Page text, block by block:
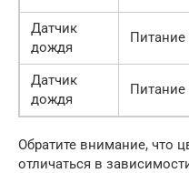
Датчик
дождя
Питание
Датчик
дождя
Питание
Обратите внимание, что
отличаться в